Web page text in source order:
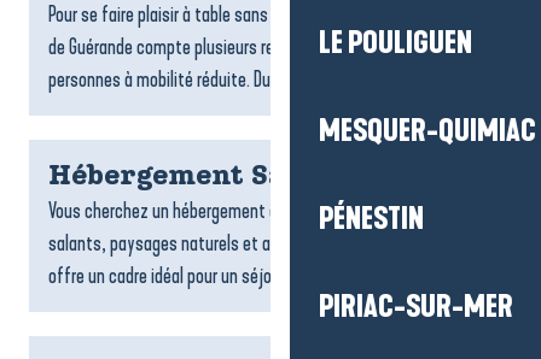
LE POULIGUEN
MESQUER-QUIMIAC
PÉNESTIN
PIRIAC-SUR-MER
Pour se faire plaisir à table sans contrainte, La Baule-Presqu’île
de Guérande compte plusieurs restaurants accessibles aux
personnes à mobilité réduite. Du bord de mer aux...
Hébergement Saint-Molf
Vous cherchez un hébergement à Saint-Molf ? Entre marais
salants, paysages naturels et ambiance paisible, la commune
offre un cadre idéal pour un séjour ressourçant. Locations,...